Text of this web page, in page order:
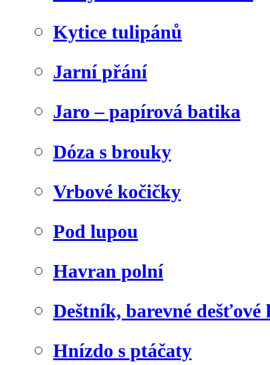
Kytice tulipánů
Jarní přání
Jaro – papírová batika
Dóza s brouky
Vrbové kočičky
Pod lupou
Havran polní
Deštník, barevné dešťové
Hnízdo s ptáčaty